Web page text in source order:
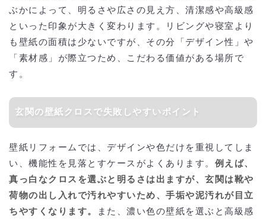
ぶかによって、明るさや広さの見え方、清潔感や高級感
といった印象が大きく変わります。リビングや寝室より
も壁紙の面積は少ないですが、その分「デザイン性」や
「素材感」が際立つため、こだわる価値がある場所で
す。
玄関の壁紙クロスで失敗しやすいポイント
壁紙リフォームでは、デザインや色だけを重視してしま
い、機能性を見落とすケースがよくあります。 例えば、
真っ白なクロスを選ぶと明るさは出ますが、玄関は靴や
荷物の出し入れで汚れやすいため、手垢や泥汚れが目立
ちやすくなります。
また、濃い色の壁紙を選ぶと高級感